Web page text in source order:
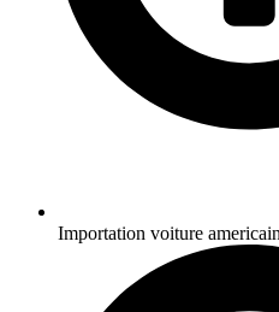
Importation voiture